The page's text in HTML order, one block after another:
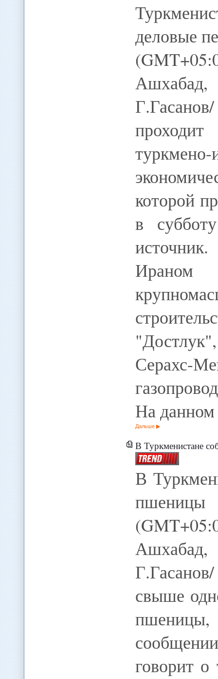
деловые
проходит
которой
в
Серахс-
На
Дальше
В Туркменистане
В
свыше
говорит